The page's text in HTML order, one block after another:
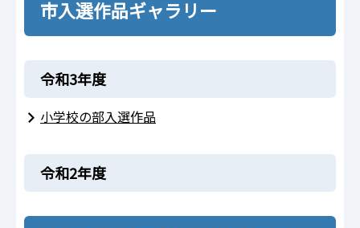
市入選作品ギャラリー
令和3年度
小学校の部入選作品
令和2年度